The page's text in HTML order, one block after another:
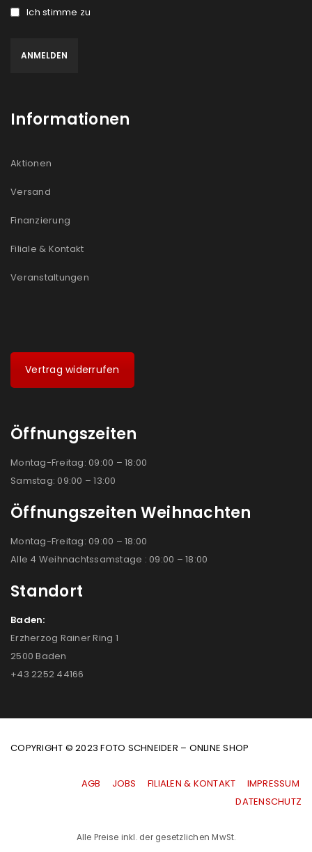
Ja, ich möchte ein Kundenkonto eröffnen und
REGISTRIEREN
Ich stimme zu
Informationen
Aktionen
Versand
Finanzierung
Filiale & Kontakt
Veranstaltungen
Vertrag widerrufen
Öffnungszeiten
Montag-Freitag: 09:00 – 18:00
Samstag: 09:00 – 13:00
Öffnungszeiten Weihnachten
Montag-Freitag: 09:00 – 18:00
Alle 4 Weihnachtssamstage : 09:00 – 18:00
Standort
Baden:
Erzherzog Rainer Ring 1
2500 Baden
+43 2252 44166
COPYRIGHT © 2023 FOTO SCHNEIDER – ONLINE SHOP
AGB JOBS FILIALEN & KONTAKT
IMPRESSUM
|DATENSCHUTZ
Alle Preise inkl. der gesetzlichen MwSt.